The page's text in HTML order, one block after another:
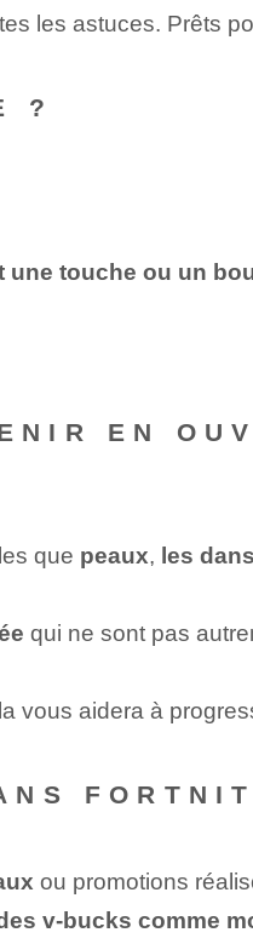
les astuces. Prêts
?
touche ou un
EN
que peaux, les
qui ne sont pas
vous aidera à
ou promotions
v-bucks comme